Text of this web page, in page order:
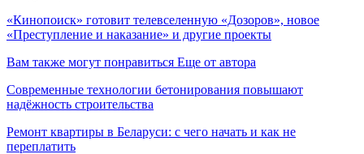
«Кинопоиск» готовит телевселенную «Дозоров», новое
«Преступление и наказание» и другие проекты
Вам также могут понравиться Еще от автора
Современные технологии бетонирования повышают
надёжность строительства
Ремонт квартиры в Беларуси: с чего начать и как не
переплатить